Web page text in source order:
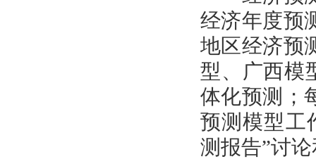
经济年度预
地区经济预
型、广西模
体化预测；
预测模型工
测报告”讨